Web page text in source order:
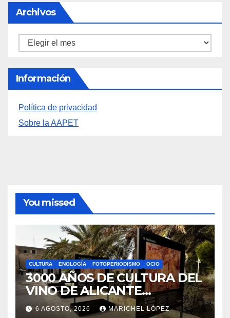
FERIAS EUROPEAS DEL QUESO
LA FEDERACIÓN LEVANTINA DE FOTOGRAFÍA:
UNA MIRADA COMPARTIDA SOBRE NUESTRO
Archivos
Sobre la AAPET
You missed